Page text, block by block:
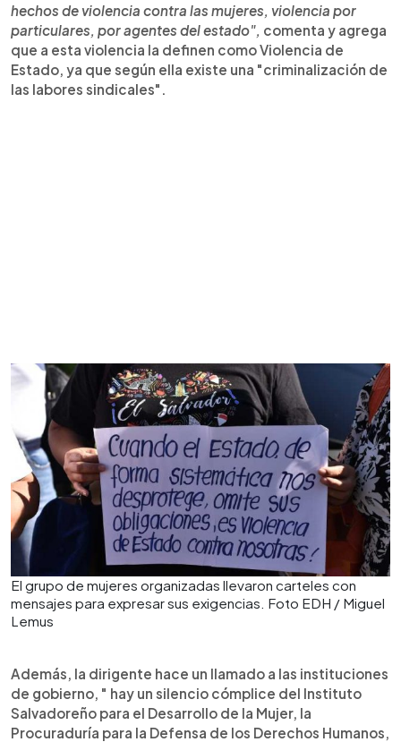
hechos de violencia contra las mujeres, violencia por
particulares, por agentes del estado", comenta y agrega
que a esta violencia la definen como Violencia de
Estado, ya que según ella existe una "criminalización de
las labores sindicales".
El grupo de mujeres organizadas llevaron carteles con
mensajes para expresar sus exigencias. Foto EDH / Miguel
Lemus
Además, la dirigente hace un llamado a las instituciones
de gobierno, " hay un silencio cómplice del Instituto
Salvadoreño para el Desarrollo de la Mujer, la
Procuraduría para la Defensa de los Derechos Humanos,